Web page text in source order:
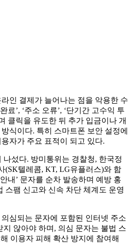
인 결제가 늘어나는 점을 악용한 수
료’, ‘주소 오류’, ‘단기간 고수익 투
클릭을 유도한 뒤 추가 입금이나 개
식이다. 특히 스마트폰 보안 설정에
자가 주요 표적이 되고 있다.
나섰다. 방미통위는 경찰청, 한국정
(SK텔레콤, KT, LG유플러스)와 함
내’ 문자를 순차 발송하며 예방 홍
스팸 신고와 신속 차단 체계도 운영
심되는 문자에 포함된 인터넷 주소
지 않아야 하며, 의심 문자는 불법 스
이용자 피해 확산 방지에 참여해